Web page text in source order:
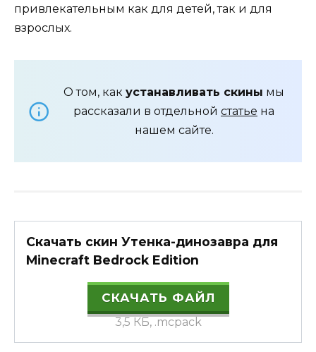
привлекательным как для детей, так и для
взрослых.
О том, как устанавливать скины мы
рассказали в отдельной статье на
нашем сайте.
Скачать скин Утенка-динозавра для
Minecraft Bedrock Edition
СКАЧАТЬ ФАЙЛ
3,5 КБ, .mcpack